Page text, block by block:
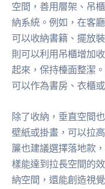
空間，善用層架、吊
納系統。例如，在客
可以收納書籍、擺放
則可以利用吊櫃增加
起來，保持檯面整潔
可以作為書房、衣櫃
除了收納，垂直空間
壁紙或掛畫，可以拉
簾也建議選擇落地款
樣能達到拉長空間的
納空間，還能創造視